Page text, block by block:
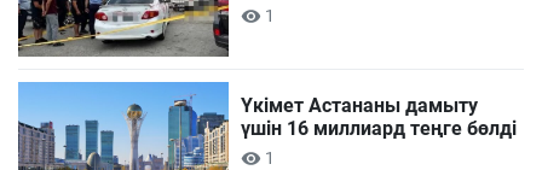
1
Үкімет Астананы дамыту
үшін 16 миллиард теңге бөлді
1